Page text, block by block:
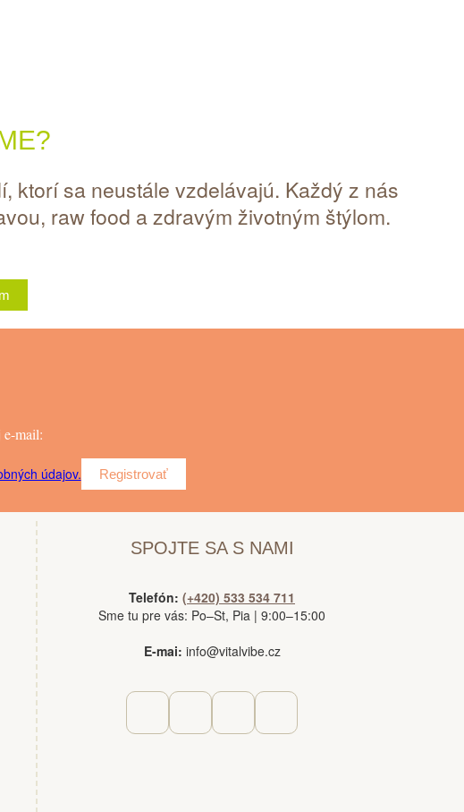
ktorí sa neustále vzdelávajú. Každý z nás
raw food a zdravým životným štýlom.
mail:
údajov. Registrovať
SPOJTE SA S NAMI
Telefón: (+420) 533 534 711
Sme tu pre vás: Po–St, Pia | 9:00–15:00
E-mai: info@vitalvibe.cz